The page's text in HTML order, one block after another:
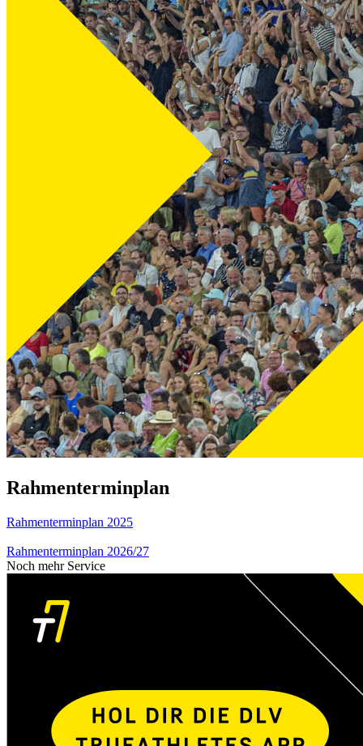
Rahmenterminplan
Rahmenterminplan 2025
Rahmenterminplan 2026/27
Noch mehr Service